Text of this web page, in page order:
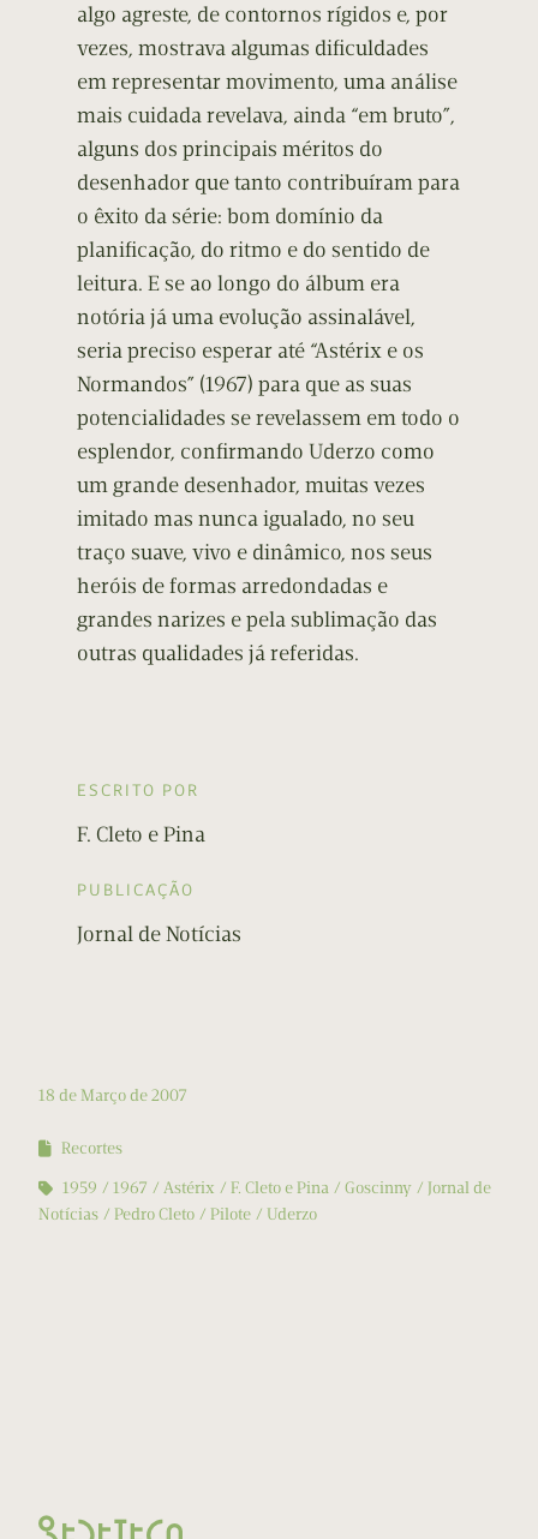
algo agreste, de contornos rígidos e, por
vezes, mostrava algumas dificuldades
em representar movimento, uma análise
mais cuidada revelava, ainda “em bruto”,
alguns dos principais méritos do
desenhador que tanto contribuíram para
o êxito da série: bom domínio da
planificação, do ritmo e do sentido de
leitura. E se ao longo do álbum era
notória já uma evolução assinalável,
seria preciso esperar até “Astérix e os
Normandos” (1967) para que as suas
potencialidades se revelassem em todo o
esplendor, confirmando Uderzo como
um grande desenhador, muitas vezes
imitado mas nunca igualado, no seu
traço suave, vivo e dinâmico, nos seus
heróis de formas arredondadas e
grandes narizes e pela sublimação das
outras qualidades já referidas.
ESCRITO POR
F. Cleto e Pina
PUBLICAÇÃO
Jornal de Notícias
18 de Março de 2007
Recortes
1959
1967 Astérix F. Cleto e Pina Goscinny
Jornal de
Notícias
Pedro Cleto Pilote Uderzo